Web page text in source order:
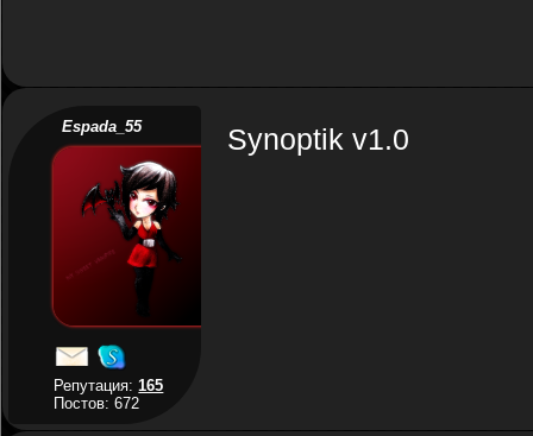
Espada_55
Репутация:165
Постов: 672
Synoptik v1.0